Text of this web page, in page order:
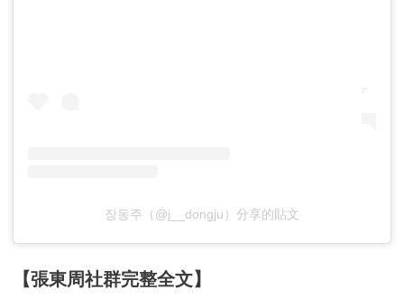
장동주（@j__dongju）分享的貼文
【張東周社群完整全文】